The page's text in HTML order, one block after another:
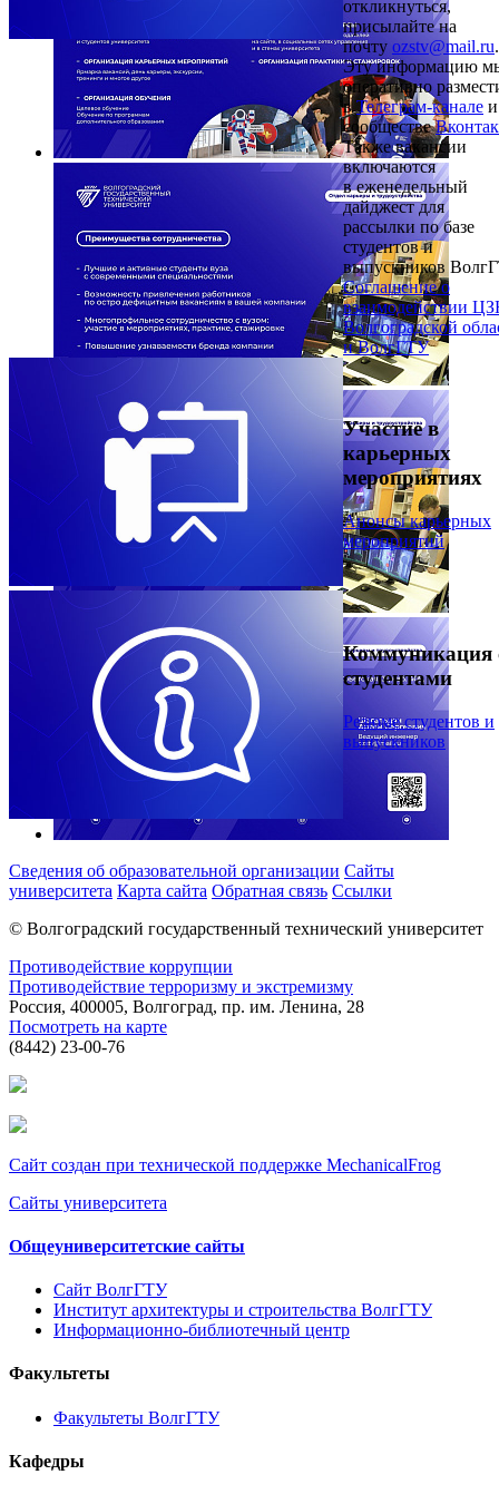
откликнуться,
присылайте на
почту ozstv@mail.ru.
Эту информацию
оперативно
вТелеграм-канале и
сообществе
Также вакансии
включаются
в еженедельный
дайджест для
рассылки по базе
студентов и
выпускников
Соглашение о
взаимодействии
Волгоградской
и ВолгГТУ
Участие в
карьерных
мероприятиях
Анонсы карьерных
мероприятий
Коммуникация
студентами
Резюме студентов и
выпускников
Сведения об образовательной организации Сайты
университета Карта сайта Обратная связь Ссылки
© Волгоградский государственный технический университет
Противодействие коррупции
Противодействие терроризму и экстремизму
Россия, 400005, Волгоград, пр. им. Ленина, 28
Посмотреть на карте
(8442) 23-00-76
Сайт создан при технической поддержке MechanicalFrog
Сайты университета
Общеуниверситетские сайты
Сайт ВолгГТУ
Институт архитектуры и строительства ВолгГТУ
Информационно-библиотечный центр
Факультеты
Факультеты ВолгГТУ
Кафедры